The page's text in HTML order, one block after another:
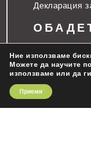
Декларация
Боян
 ЗА
Жилищна
Ние използваме
Можете да научите
използваме или да
Приеми